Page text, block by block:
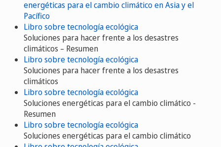
energéticas para el cambio climático en Asia y el
Pacífico
Libro sobre tecnología ecológica
Soluciones para hacer frente a los desastres
climáticos – Resumen
Libro sobre tecnología ecológica
Soluciones para hacer frente a los desastres
climáticos
Libro sobre tecnología ecológica
Soluciones energéticas para el cambio climático -
Resumen
Libro sobre tecnología ecológica
Soluciones energéticas para el cambio climático